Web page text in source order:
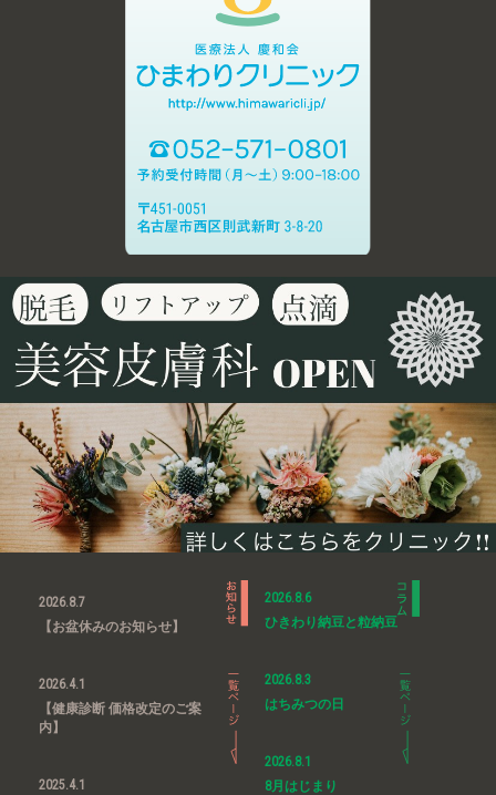
2026.8.7
【お盆休みのお知らせ】
2026.4.1
【健康診断 価格改定のご案
内】
2025.4.1
2026.8.6
ひきわり納豆と粒納豆
2026.8.3
はちみつの日
2026.8.1
8月はじまり